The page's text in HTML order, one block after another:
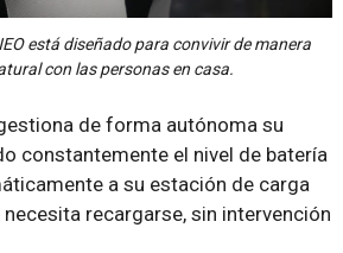
está diseñado para convivir de manera
con las personas en casa.
de forma autónoma su
constantemente el nivel de batería
a su estación de carga
recargarse, sin intervención